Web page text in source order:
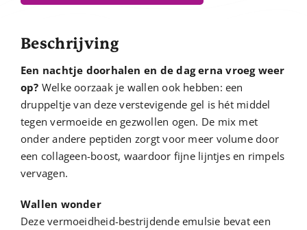
Lift
aantal
Beschrijving
Een nachtje doorhalen en de dag erna vroeg weer
op? Welke oorzaak je wallen ook hebben: een
druppeltje van deze verstevigende gel is hét middel
tegen vermoeide en gezwollen ogen. De mix met
onder andere peptiden zorgt voor meer volume door
een collageen-boost, waardoor fijne lijntjes en rimpels
vervagen.
Wallen wonder
Deze vermoeidheid-bestrijdende emulsie bevat een